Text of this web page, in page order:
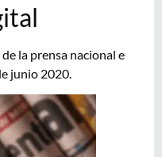
la prensa nacional e
junio 2020.